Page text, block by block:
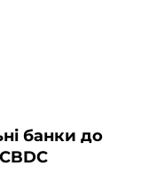
банки до